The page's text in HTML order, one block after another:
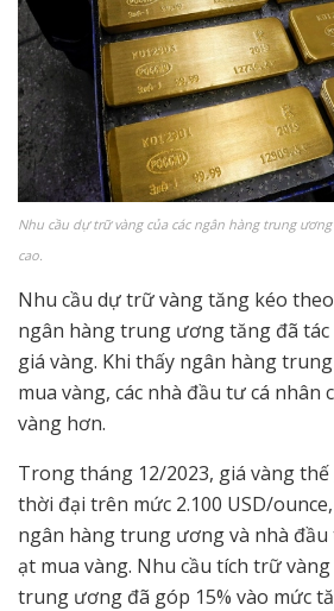
Nhu cầu dự trữ vàng của các ngân hàng trung
cao.
Nhu cầu dự trữ vàng tăng kéo theo
ngân hàng trung ương tăng đã tác
giá vàng. Khi thấy ngân hàng
mua vàng, các nhà đầu tư cá nhân
vàng hơn.
Trong tháng 12/2023, giá vàng
thời đại trên mức 2.100 USD/
ngân hàng trung ương và nhà đầu
ạt mua vàng. Nhu cầu tích trữ
trung ương đã góp 15% vào mức